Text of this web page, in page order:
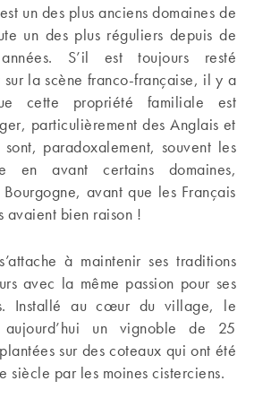
un des plus anciens domaines de
un des plus réguliers depuis de
S’il est toujours resté
la scène franco-française, il y a
cette propriété familiale est
particulièrement des Anglais et
paradoxalement, souvent les
en avant certains domaines,
avant que les Français
avaient bien raison !
à maintenir ses traditions
avec la même passion pour ses
Installé au cœur du village, le
un vignoble de 25
sur des coteaux qui ont été
siècle par les moines cisterciens.